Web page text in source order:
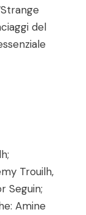
del
Trouilh,
Seguin;
Amine